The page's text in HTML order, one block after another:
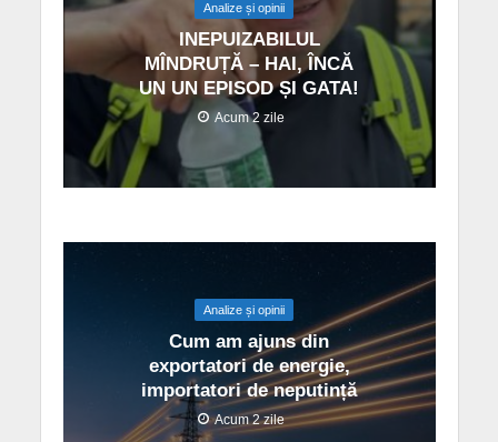
Analize și opinii
INEPUIZABILUL
MÎNDRUȚĂ – HAI, ÎNCĂ
UN UN EPISOD ȘI GATA!
Acum 2 zile
Analize și opinii
Cum am ajuns din
exportatori de energie,
importatori de neputință
Acum 2 zile